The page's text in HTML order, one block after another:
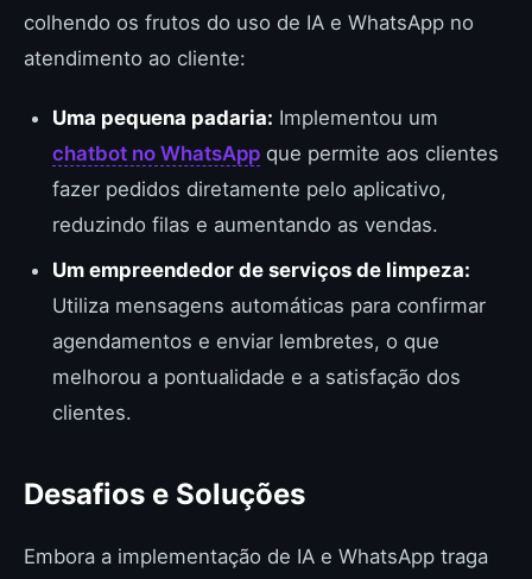
colhendo os frutos do uso de IA e WhatsApp no
atendimento ao cliente:
Uma pequena padaria: Implementou um
chatbot no WhatsApp que permite aos clientes
fazer pedidos diretamente pelo aplicativo,
reduzindo filas e aumentando as vendas.
Um empreendedor de serviços de limpeza:
Utiliza mensagens automáticas para confirmar
agendamentos e enviar lembretes, o que
melhorou a pontualidade e a satisfação dos
clientes.
Desafios e Soluções
Embora a implementação de IA e WhatsApp traga